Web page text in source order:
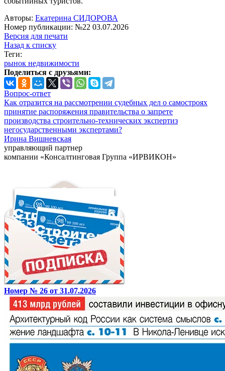
Авторы: Екатерина СИДОРОВА
Номер публикации: №22 03.07.2026
Версия для печати
Назад к списку
Теги:
рынок недвижимости
Поделиться с друзьями:
Вопрос-ответ
Как отразится на рассмотрении судебных дел о самостроях
принятие распоряжения правительства о запрете
производства строительно-технических экспертиз
негосударственными экспертами?
Ирина Вишневская
управляющий партнер
компании «Консалтинговая Группа «ИРВИКОН»
Номер № 26 от 31.07.2026